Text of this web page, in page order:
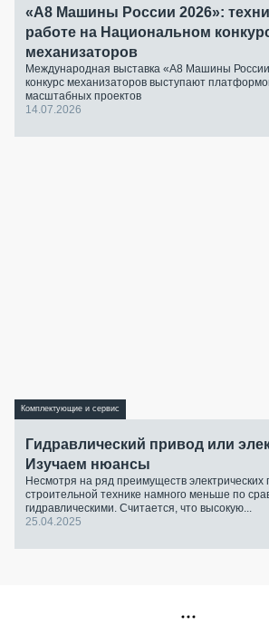
«А8 Машины России 2026»:
работе на Национальном
механизаторов
Международная выставка «А8 Машины
конкурс механизаторов выступают
масштабных проектов
14.07.2026
Комплектующие и сервис
Гидравлический привод или
Изучаем нюансы
Несмотря на ряд преимуществ электрических
строительной технике намного меньше по
гидравлическими. Считается, что высокую...
25.04.2025